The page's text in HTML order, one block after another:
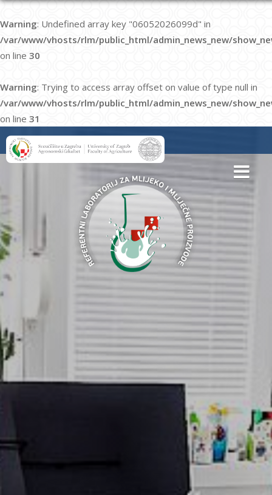
Warning: Undefined array key "06052026099d" in
/var/www/vhosts/rlm/public_html/admin_news_new/
on line 30
Warning: Trying to access array offset on value of type null in
/var/www/vhosts/rlm/public_html/admin_news_new/
on line 31